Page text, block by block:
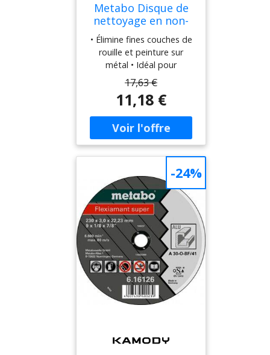
Metabo Disque de
nettoyage en non-
tissé 125 mm
624347000
• Élimine fines couches de
rouille et peinture sur
métal • Idéal pour
nettoyer cordons de
soudure et métaux non
ferreux • Vitesse maximale
de travail : 63 m/sec •
Compatible avec disques
de 115 mm et 125 mm •
Pratique pour poncer
l'acier et structurer le bois
Spécifications techniques •
Diamètre x alésage : 125 x
22.23 mm • Unité de vente
: 1>
17,63 €
11,18 €
-24%